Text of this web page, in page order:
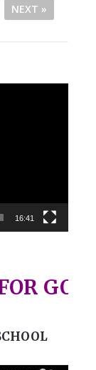
NEXT »
16:41